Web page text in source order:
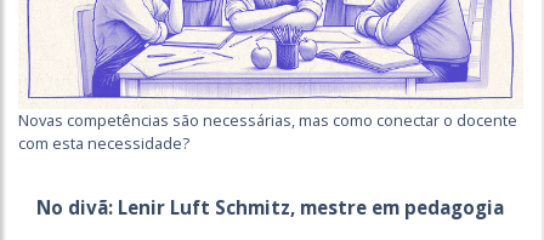
Novas competências são necessárias, mas como conectar o docente
com esta necessidade?
No divã: Lenir Luft Schmitz, mestre em pedagogia